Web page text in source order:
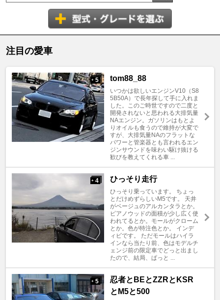
注目の愛車
+ 5 tom88_88
いつかは欲しいエンジンV10（S8
5B50A）で長年探して手に入れま
した。このご時世ですので二度と
開発されないと思われる大排気量
NAエンジン。ガソリンはもとよ
りオイルも食うので維持が大変で
すが、大排気量NAのフラットな
パワーと管楽器とも言われるエン
ジンサウンドを味わい駆け抜ける
歓びを教えてくれる車 ...
+ 4 ひっそり走行
ひっそり乗っています。 ちょっ
とだけめずらしいM5です。 天井
がベージュのアルカンタラとか。
ピアノウッドの面積が少し広く使
われてるとか。モールがクローム
とか。色が特注色とか。 インデ
ィビです。 ただモールはハイラ
インなら当たり前、色はモデルチ
ェンジ前の限定車でどっと出まし
たので、結局、ぱっと ...
+ 5
忍者とBEとZZRとKSR
とM5と500